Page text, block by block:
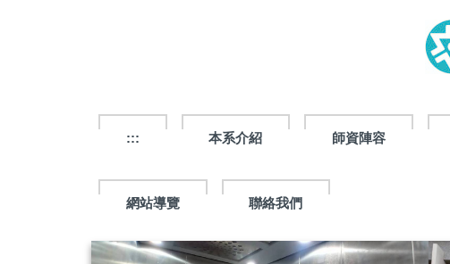
::: 本系介紹 師資陣容
網站導覽 聯絡我們